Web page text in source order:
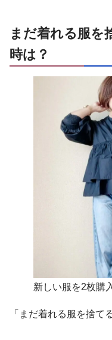
まだ着れる服を
時は？
新しい服を2枚購
「まだ着れる服を捨て